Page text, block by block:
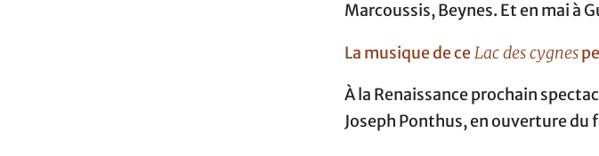
Marcoussis, Beynes. Et en mai à
La musique de ceLac des cygnes
À la Renaissance prochain
Joseph Ponthus, en ouverture du